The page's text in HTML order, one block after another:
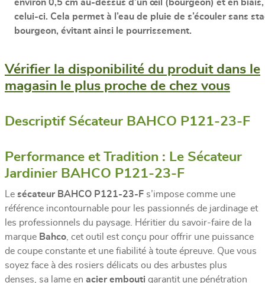
environ 0,5 cm au-dessus d’un œil (bourgeon) et en biais,
celui-ci. Cela permet à l’eau de pluie de s’écouler sans
bourgeon, évitant ainsi le pourrissement.
Vérifier la disponibilité du produit dans le
magasin le plus proche de chez vous
Descriptif Sécateur BAHCO P121-23-F
Performance et Tradition : Le Sécateur
Jardinier BAHCO P121-23-F
Le sécateur BAHCO P121-23-F s’impose comme une
référence incontournable pour les passionnés de jardinage et
les professionnels du paysage. Héritier du savoir-faire de la
marque Bahco , cet outil est conçu pour offrir une puissance
de coupe constante et une fiabilité à toute épreuve. Que vous
soyez face à des rosiers délicats ou des arbustes plus
denses, sa lame en acier embouti garantit une pénétration